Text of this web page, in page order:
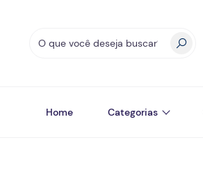
Home Categorias